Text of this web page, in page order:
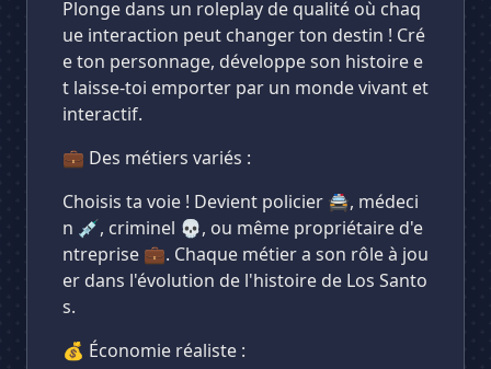
Plonge dans un roleplay de qualité où chaq
ue interaction peut changer ton destin ! Cré
e ton personnage, développe son histoire e
t laisse-toi emporter par un monde vivant et
interactif.
💼 Des métiers variés :
Choisis ta voie ! Devient policier 🚔, médeci
n 💉, criminel 💀, ou même propriétaire d'e
ntreprise 💼. Chaque métier a son rôle à jou
er dans l'évolution de l'histoire de Los Santo
s.
💰 Économie réaliste :